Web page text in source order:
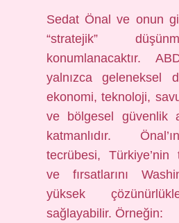
Sedat Önal ve onun
“stratejik”
konumlanacaktır.
yalnızca geleneksel
ekonomi, teknoloji,
ve bölgesel güvenlik
katmanlıdır.
tecrübesi, Türkiye’nin
ve fırsatlarını
yüksek
sağlayabilir. Örneğin: